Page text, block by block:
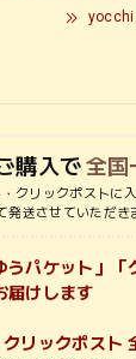
yocchi
購入で全国
クリックポストに
発送させていただき
パケット」「
届けします
リックポスト